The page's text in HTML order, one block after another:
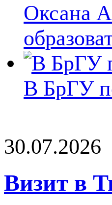
Оксана
В БрГУ
30.07.2026
Визит в